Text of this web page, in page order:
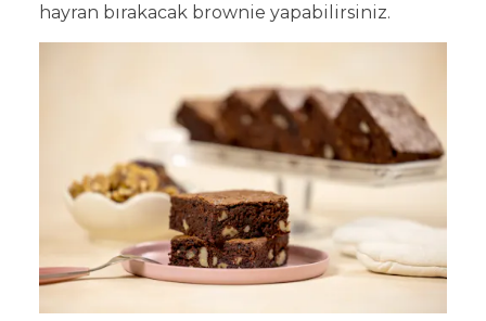
hayran bırakacak brownie yapabilirsiniz.